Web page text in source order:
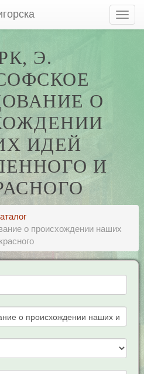
Э.
О
ИДЕЙ
И
о происхождении наших